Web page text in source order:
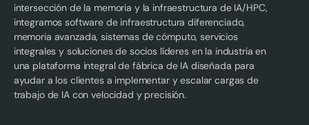
intersección de la memoria y la infraestructura de IA/HPC,
integramos software de infraestructura diferenciado,
memoria avanzada, sistemas de cómputo, servicios
integrales y soluciones de socios líderes en la industria en
una plataforma integral de fábrica de IA diseñada para
ayudar a los clientes a implementar y escalar cargas de
trabajo de IA con velocidad y precisión.